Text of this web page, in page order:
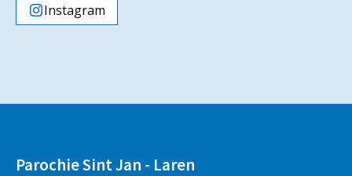
Instagram
Parochie Sint Jan - Laren